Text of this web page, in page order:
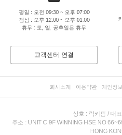
평일 : 오전 09:30 ~ 오후 07:00
점심 : 오후 12:00 ~ 오후 01:00
휴무 : 토, 일, 공휴일은 휴무
고객센터 연결
회사소개 이용약관 개인정
상호 : 럭키펌 / 대
주소 : UNIT C 9F WINNING HSE NO
HONG